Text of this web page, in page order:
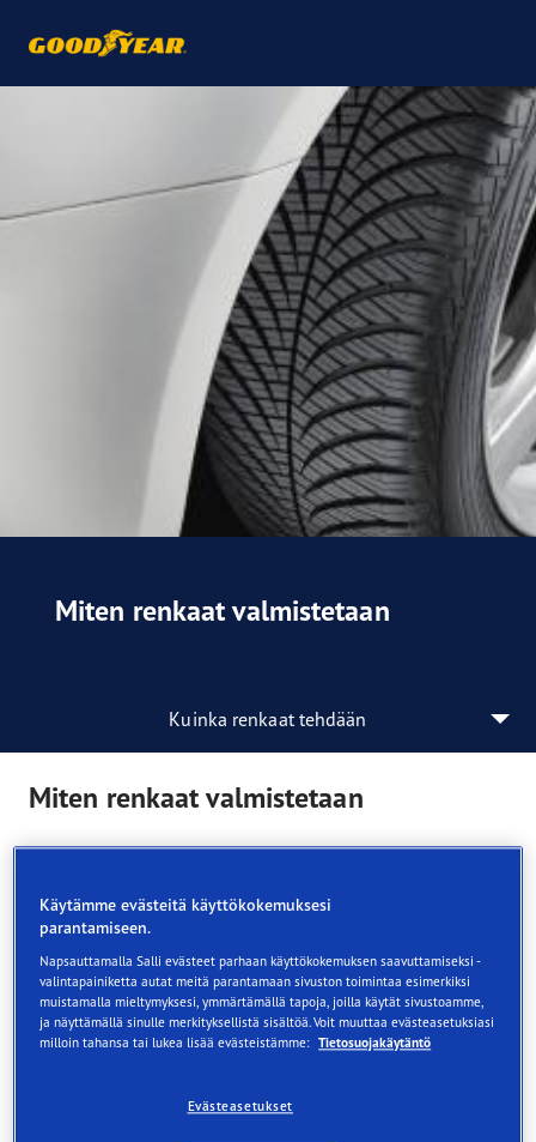
Miten renkaat valmistetaan
Kuinka renkaat tehdään
Miten renkaat valmistetaan
Seos
Renkaan kumi sisältää 30 erilaista kumia, täyteainetta ja
muuta ainesosaa. Ainekset sekoitetaan valtavissa
sekoittimissa, ja niistä tulee mustaa, kumimaista seosta,
joka lähetetään sitten valssattavaksi.
Käytämme evästeitä käyttökokemuksesi
parantamiseen.
Napsauttamalla Salli evästeet parhaan käyttökokemuksen saavuttamiseksi -
valintapainiketta autat meitä parantamaan sivuston toimintaa esimerkiksi
muistamalla mieltymyksesi, ymmärtämällä tapoja, joilla käytät sivustoamme,
ja näyttämällä sinulle merkityksellistä sisältöä. Voit muuttaa evästeasetuksiasi
milloin tahansa tai lukea lisää evästeistämme: Tietosuojakäytäntö
Evästeasetukset